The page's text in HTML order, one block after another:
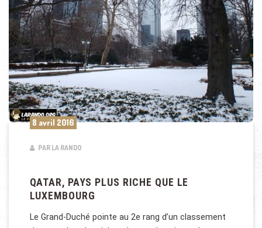
8 avril 2016
PAR LA RANDO
QATAR, PAYS PLUS RICHE QUE LE
LUXEMBOURG
Le Grand-Duché pointe au 2e rang d’un classement